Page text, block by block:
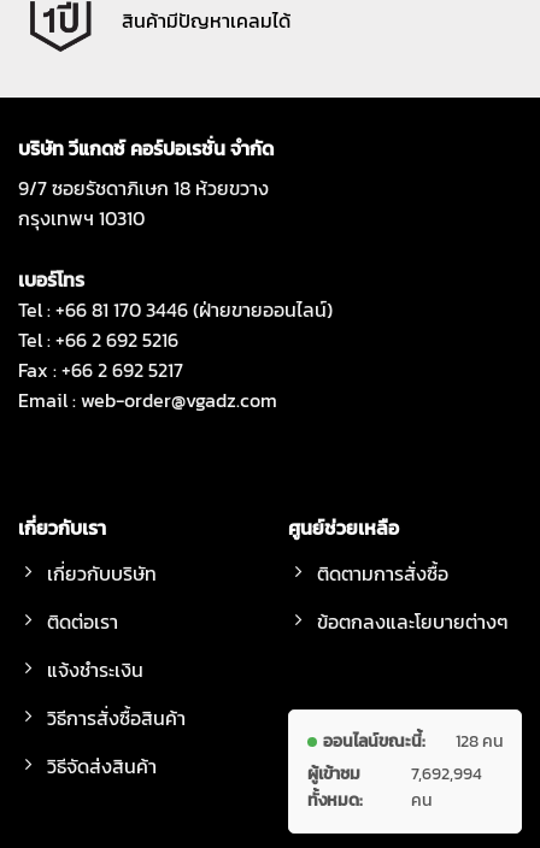
สินค้ามีปัญหาเคลมได้
บริษัท วีแกดซ์ คอร์ปอเรชั่น จำกัด
9/7 ซอยรัชดาภิเษก 18 ห้วยขวาง
กรุงเทพฯ 10310
เบอร์โทร
Tel : +66 81 170 3446 (ฝ่ายขายออนไลน์)
Tel : +66 2 692 5216
Fax : +66 2 692 5217
Email :web-order@vgadz.com
เกี่ยวกับเรา
เกี่ยวกับบริษัท
ติดต่อเรา
แจ้งชำระเงิน
วิธีการสั่งซื้อสินค้า
วิธีจัดส่งสินค้า
ศูนย์ช่วยเหลือ
ติดตามการสั่งซื้อ
ข้อตกลงและโยบายต่างๆ
ออนไลน์ขณะนี้:
128 คน
ผู้เข้าชม
ทั้งหมด:
7,692,994
คน